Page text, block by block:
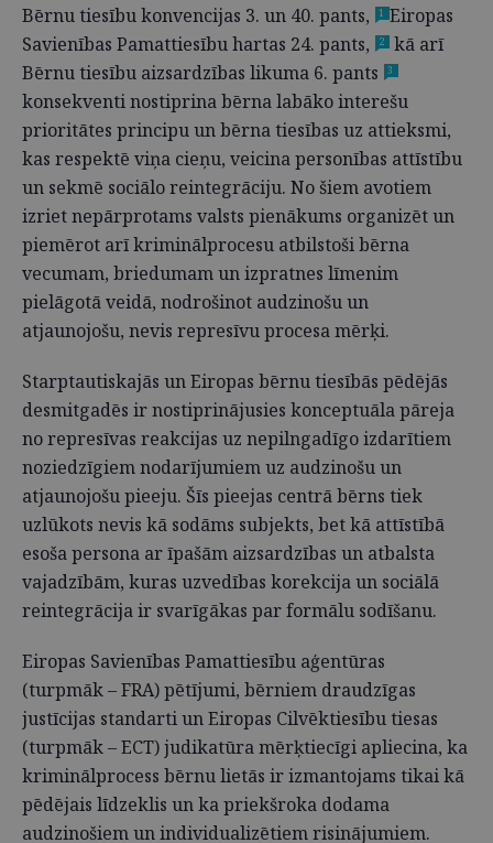
Bērnu tiesību konvencijas 3. un 40. pants,
1 Eiropas
Savienības Pamattiesību hartas 24. pants,
2
kā arī
Bērnu tiesību aizsardzības likuma 6. pants
3
konsekventi nostiprina bērna labāko interešu
prioritātes principu un bērna tiesības uz attieksmi,
kas respektē viņa cieņu, veicina personības attīstību
un sekmē sociālo reintegrāciju. No šiem avotiem
izriet nepārprotams valsts pienākums organizēt un
piemērot arī kriminālprocesu atbilstoši bērna
vecumam, briedumam un izpratnes līmenim
pielāgotā veidā, nodrošinot audzinošu un
atjaunojošu, nevis represīvu procesa mērķi.
Starptautiskajās un Eiropas bērnu tiesībās pēdējās
desmitgadēs ir nostiprinājusies konceptuāla pāreja
no represīvas reakcijas uz nepilngadīgo izdarītiem
noziedzīgiem nodarījumiem uz audzinošu un
atjaunojošu pieeju. Šīs pieejas centrā bērns tiek
uzlūkots nevis kā sodāms subjekts, bet kā attīstībā
esoša persona ar īpašām aizsardzības un atbalsta
vajadzībām, kuras uzvedības korekcija un sociālā
reintegrācija ir svarīgākas par formālu sodīšanu.
Eiropas Savienības Pamattiesību aģentūras
(turpmāk – FRA) pētījumi, bērniem draudzīgas
justīcijas standarti un Eiropas Cilvēktiesību tiesas
(turpmāk – ECT) judikatūra mērķtiecīgi apliecina, ka
kriminālprocess bērnu lietās ir izmantojams tikai kā
pēdējais līdzeklis un ka priekšroka dodama
audzinošiem un individualizētiem risinājumiem.